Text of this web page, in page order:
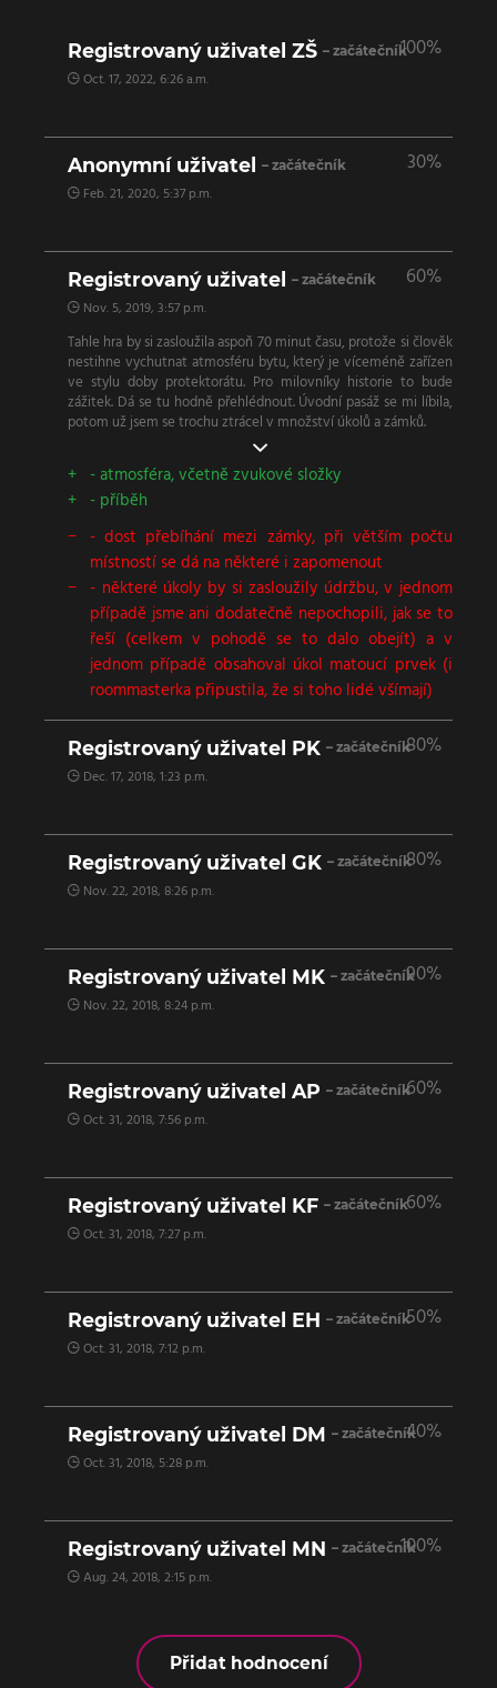
100%
Registrovaný uživatel ZŠ – začátečník
Oct. 17, 2022, 6:26 a.m.
30%
Anonymní uživatel – začátečník
Feb. 21, 2020, 5:37 p.m.
60%
Registrovaný uživatel – začátečník
Nov. 5, 2019, 3:57 p.m.
Tahle hra by si zasloužila aspoň 70 minut času, protože si člověk
nestihne vychutnat atmosféru bytu, který je víceméně zařízen
ve stylu doby protektorátu. Pro milovníky historie to bude
zážitek. Dá se tu hodně přehlédnout. Úvodní pasáž se mi líbila,
potom už jsem se trochu ztrácel v množství úkolů a zámků.
- atmosféra, včetně zvukové složky
- příběh
- dost přebíhání mezi zámky, při větším počtu
místností se dá na některé i zapomenout
- některé úkoly by si zasloužily údržbu, v jednom
případě jsme ani dodatečně nepochopili, jak se to
řeší (celkem v pohodě se to dalo obejít) a v
jednom případě obsahoval úkol matoucí prvek (i
roommasterka připustila, že si toho lidé všímají)
80%
Registrovaný uživatel PK – začátečník
Dec. 17, 2018, 1:23 p.m.
80%
Registrovaný uživatel GK – začátečník
Nov. 22, 2018, 8:26 p.m.
90%
Registrovaný uživatel MK – začátečník
Nov. 22, 2018, 8:24 p.m.
60%
Registrovaný uživatel AP – začátečník
Oct. 31, 2018, 7:56 p.m.
60%
Registrovaný uživatel KF – začátečník
Oct. 31, 2018, 7:27 p.m.
50%
Registrovaný uživatel EH – začátečník
Oct. 31, 2018, 7:12 p.m.
40%
Registrovaný uživatel DM – začátečník
Oct. 31, 2018, 5:28 p.m.
100%
Registrovaný uživatel MN – začátečník
Aug. 24, 2018, 2:15 p.m.
Přidat hodnocení